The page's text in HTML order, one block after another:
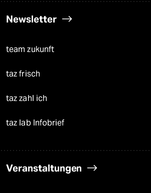
Newsletter
team zukunft
taz frisch
taz zahl ich
taz lab Infobrief
Veranstaltungen